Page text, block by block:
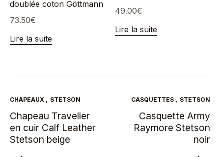
doublée coton Göttmann
73.50€
Lire la suite
49.00€
Lire la suite
CHAPEAUX , STETSON
Chapeau Traveller
en cuir Calf Leather
Stetson beige
CASQUETTES , STETSON
Casquette Army
Raymore Stetson
noir